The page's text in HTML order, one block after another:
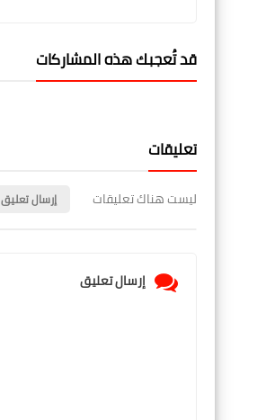
قد تُعجبك هذه المشاركات
تعليقات
ليست هناك تعليقات إرسال تعليق
إرسال تعليق